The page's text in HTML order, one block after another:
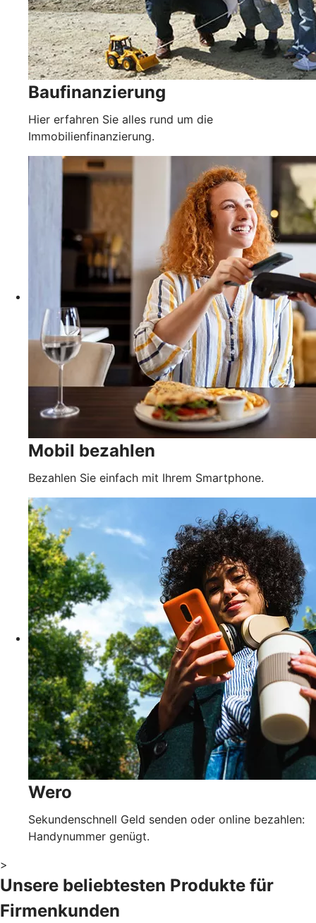
Baufinanzierung
Hier erfahren Sie alles rund um die
Immobilienfinanzierung.
Mobil bezahlen
Bezahlen Sie einfach mit Ihrem Smartphone.
Wero
Sekundenschnell Geld senden oder online bezahlen:
Handynummer genügt.
>
Unsere beliebtesten Produkte für
Firmenkunden